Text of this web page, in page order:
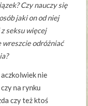
Czy nauczy się
jaki on od niej
seksu więcej
wreszcie odróżniać
nie
na rynku
czy też ktoś